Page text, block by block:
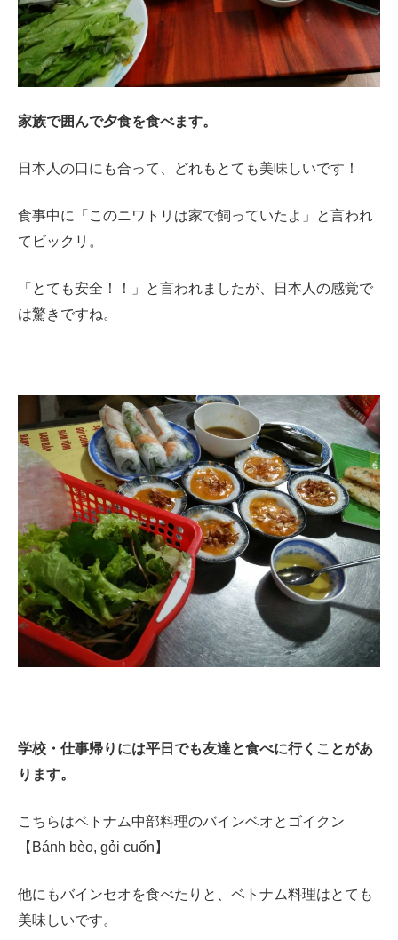
家族で囲んで夕食を食べます。
日本人の口にも合って、どれもとても美味しいです！
食事中に「このニワトリは家で飼っていたよ」と言われ
てビックリ。
「とても安全！！」と言われましたが、日本人の感覚で
は驚きですね。
学校・仕事帰りには平日でも友達と食べに行くことがあ
ります。
こちらはベトナム中部料理のバインベオとゴイクン
【Bánh bèo, gỏi cuốn】
他にもバインセオを食べたりと、ベトナム料理はとても
美味しいです。